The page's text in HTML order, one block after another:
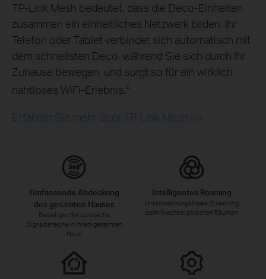
TP‑Link Mesh bedeutet, dass die Deco‑Einheiten
zusammen ein einheitliches Netzwerk bilden. Ihr
Telefon oder Tablet verbindet sich automatisch mit
dem schnellsten Deco, während Sie sich durch Ihr
Zuhause bewegen, und sorgt so für ein wirklich
nahtloses WiFi‑Erlebnis.‡
Erfahren Sie mehr über TP‑Link Mesh >>
Umfassende Abdeckung
des gesamten Hauses
Beseitigen Sie schwache
Signalbereiche in Ihrem gesamten
Haus
Intelligentes Roaming
Unterbrechungsfreies Streaming
beim Wechsel zwischen Räumen